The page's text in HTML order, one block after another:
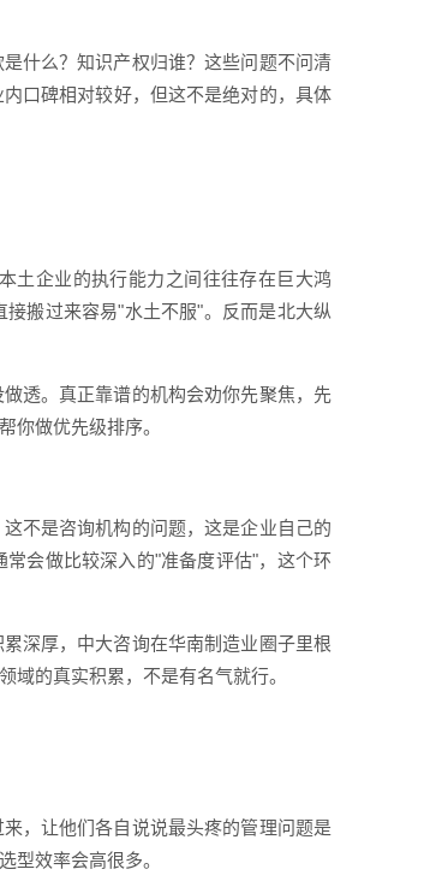
什么？知识产权归谁？这些问题不问清
口碑相对较好，但这不是绝对的，具体
土企业的执行能力之间往往存在巨大鸿
搬过来容易"水土不服"。反而是北大纵
透。真正靠谱的机构会劝你先聚焦，先
你做优先级排序。
不是咨询机构的问题，这是企业自己的
会做比较深入的"准备度评估"，这个环
深厚，中大咨询在华南制造业圈子里根
的真实积累，不是有名气就行。
，让他们各自说说最头疼的管理问题是
型效率会高很多。